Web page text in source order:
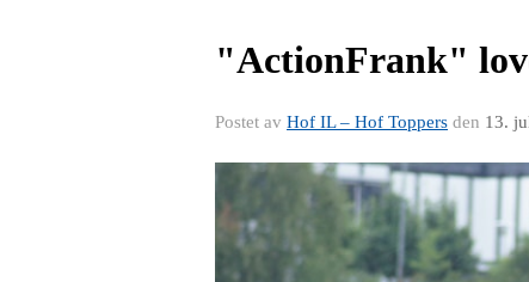
"ActionFrank"
Postet av Hof IL – Hof Toppers den 13.